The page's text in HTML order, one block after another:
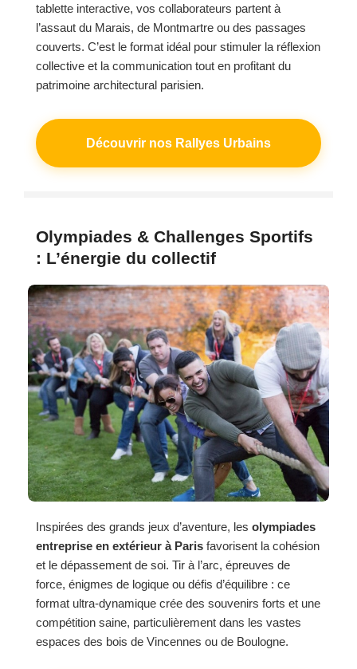
tablette interactive, vos collaborateurs partent à
l’assaut du Marais, de Montmartre ou des passages
couverts. C’est le format idéal pour stimuler la réflexion
collective et la communication tout en profitant du
patrimoine architectural parisien.
Découvrir nos Rallyes Urbains
Olympiades & Challenges Sportifs
: L’énergie du collectif
Inspirées des grands jeux d’aventure, les olympiades
entreprise en extérieur à Paris favorisent la cohésion
et le dépassement de soi. Tir à l’arc, épreuves de
force, énigmes de logique ou défis d’équilibre : ce
format ultra-dynamique crée des souvenirs forts et une
compétition saine, particulièrement dans les vastes
espaces des bois de Vincennes ou de Boulogne.